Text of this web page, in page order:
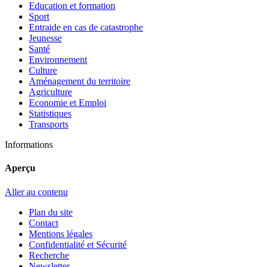
Education et formation
Sport
Entraide en cas de catastrophe
Jeunesse
Santé
Environnement
Culture
Aménagement du territoire
Agriculture
Economie et Emploi
Statistiques
Transports
Informations
Aperçu
Aller au contenu
Plan du site
Contact
Mentions légales
Confidentialité et Sécurité
Recherche